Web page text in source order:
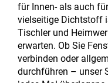
für Innen- als auch
vielseitige Dichtstoff
Tischler und
erwarten. Ob Sie
verbinden oder
durchführen – unser